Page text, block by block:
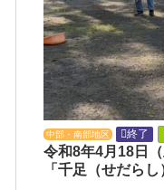
中部・南部地区 終了
令和8年4月18日
「千足（せだら